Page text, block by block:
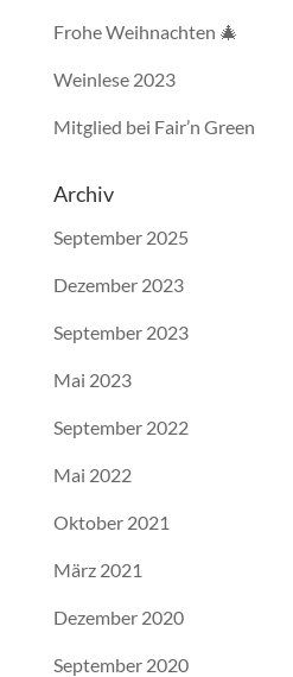
Frohe Weihnachten 🎄
Weinlese 2023
Mitglied bei Fair’n Green
Archiv
September 2025
Dezember 2023
September 2023
Mai 2023
September 2022
Mai 2022
Oktober 2021
März 2021
Dezember 2020
September 2020